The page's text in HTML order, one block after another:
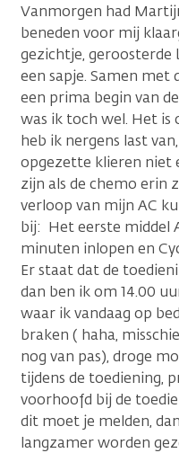
Vanmorgen had
beneden voor mij
gezichtje,
een sapje. Samen
een prima begin van
was ik toch wel. Het is
heb ik nergens last
opgezette klieren niet
zijn als de chemo erin
verloop van mijn AC
bij: Het eerste middel
minuten inlopen en
Er staat dat de
dan ben ik om 14.00
waar ik vandaag op
braken ( haha,
nog van pas), droge
tijdens de toediening,
voorhoofd bij de
dit moet je melden,
langzamer worden